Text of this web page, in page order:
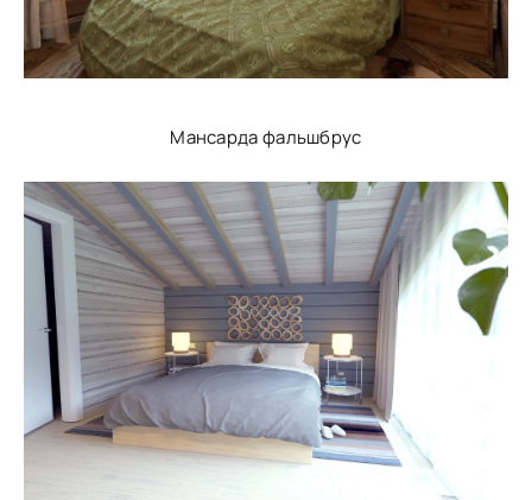
Мансарда фальшбрус